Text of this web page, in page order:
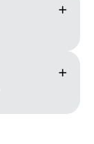
add
add